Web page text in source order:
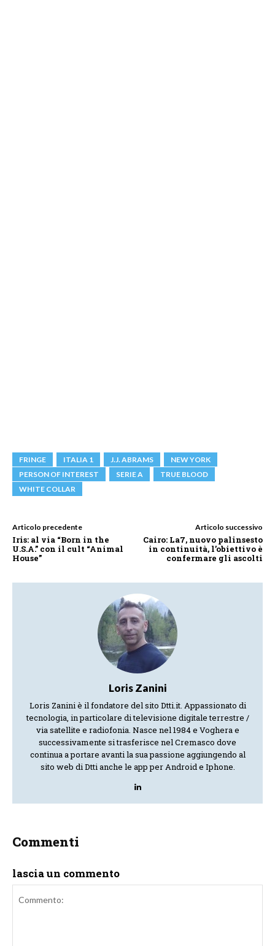
FRINGE ITALIA 1 J.J. ABRAMS
NEW YORK
PERSON OF INTEREST
SERIE A
TRUE BLOOD
WHITE COLLAR
Articolo precedente
Iris: al via “Born in the
U.S.A.” con il cult “Animal
House”
Articolo successivo
Cairo: La7, nuovo palinsesto
in continuità, l’obiettivo è
confermare gli ascolti
Loris Zanini
Loris Zanini è il fondatore del sito Dtti.it. Appassionato di
tecnologia, in particolare di televisione digitale terrestre /
via satellite e radiofonia. Nasce nel 1984 e Voghera e
successivamente si trasferisce nel Cremasco dove
continua a portare avanti la sua passione aggiungendo al
sito web di Dtti anche le app per Android e Iphone.
Commenti
lascia un commento